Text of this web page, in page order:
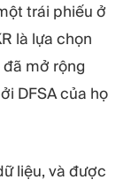
trái phiếu ở
là lựa chọn
mở rộng
DFSA của họ
liệu, và được